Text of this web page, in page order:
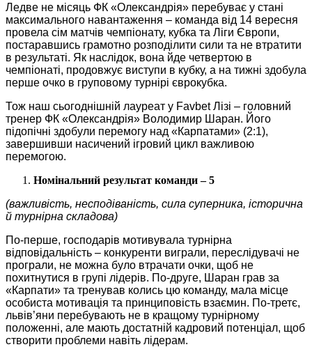
Ледве не місяць ФК «Олександрія» перебуває у стані
максимального навантаження – команда від 14 вересня
провела сім матчів чемпіонату, кубка та Ліги Європи,
постаравшись грамотно розподілити сили та не втратити
в результаті. Як наслідок, вона йде четвертою в
чемпіонаті, продовжує виступи в кубку, а на тижні здобула
перше очко в груповому турнірі єврокубка.
Тож наш сьогоднішній лауреат у Favbet Лізі – головний
тренер ФК «Олександрія» Володимир Шаран. Його
підопічні здобули перемогу над «Карпатами» (2:1),
завершивши насичений ігровий цикл важливою
перемогою.
Номінальний результат команди – 5
(важливість, несподіваність, сила суперника, історична
й турнірна складова)
По-перше, господарів мотивувала турнірна
відповідальність – конкуренти виграли, переслідувачі не
програли, не можна було втрачати очки, щоб не
похитнутися в групі лідерів. По-друге, Шаран грав за
«Карпати» та тренував колись цю команду, мала місце
особиста мотивація та принциповість взаємин. По-третє,
львів’яни перебувають не в кращому турнірному
положенні, але мають достатній кадровий потенціал, щоб
створити проблеми навіть лідерам.